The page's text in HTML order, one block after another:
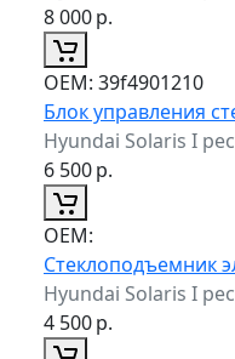
8 000р.
ОЕМ: 39f4901210
Блок управления
Hyundai Solaris I
6 500р.
ОЕМ:
Стеклоподъемник
Hyundai Solaris I
4 500р.